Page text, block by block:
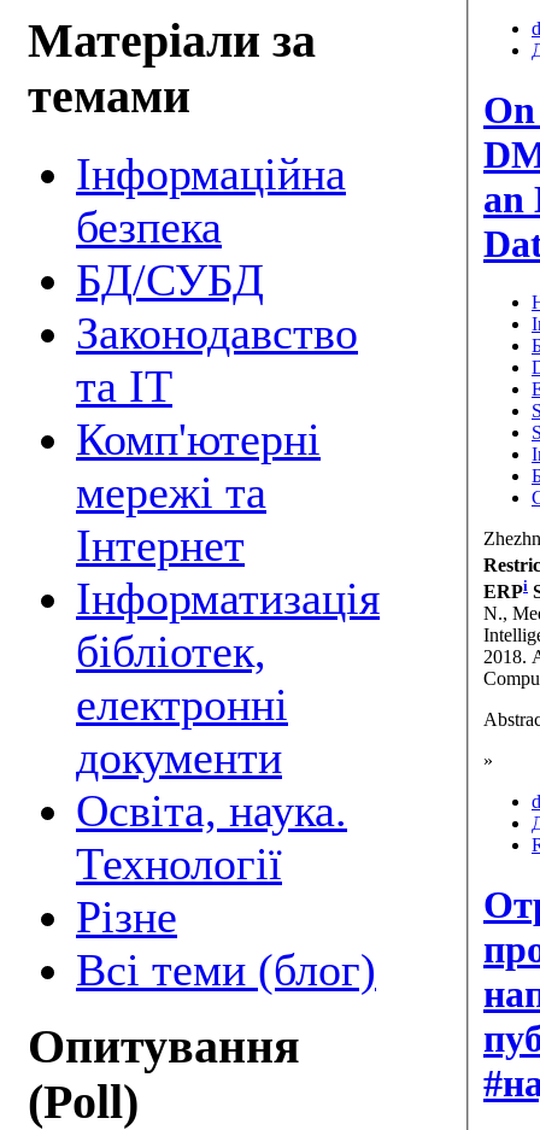
Матеріали за
темами
Інформаційна
безпека
БД/СУБД
Законодавство
та ІТ
Комп'ютерні
мережі та
Інтернет
Інформатизація
бібліотек,
електронні
документи
Освіта, наука.
Технології
Різне
Всі теми (блог)
Опитування
(Poll)
an
ERPi
N.,
2018.
»